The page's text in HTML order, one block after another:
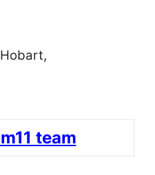
team